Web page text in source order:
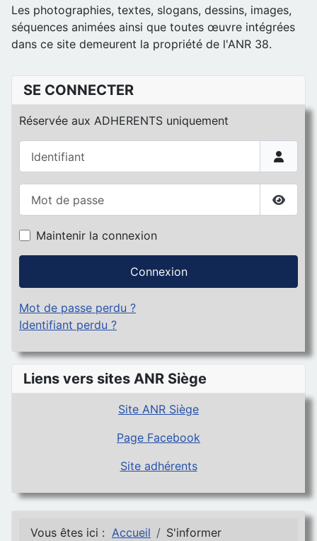
Les photographies, textes, slogans, dessins, images,
séquences animées ainsi que toutes œuvre intégrées
dans ce site demeurent la propriété de l'ANR 38.
SE CONNECTER
Réservée aux ADHERENTS uniquement
Maintenir la connexion
Connexion
Mot de passe perdu ?
Identifiant perdu ?
Liens vers sites ANR Siège
Site ANR Siège
Page Facebook
Site adhérents
Vous êtes ici : Accueil
S'informer